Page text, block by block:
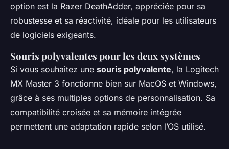
option est la Razer DeathAdder, appréciée pour sa
robustesse et sa réactivité, idéale pour les utilisateurs
de logiciels exigeants.
Souris polyvalentes pour les deux systèmes
Si vous souhaitez une souris polyvalente, la Logitech
MX Master 3 fonctionne bien sur MacOS et Windows,
grâce à ses multiples options de personnalisation. Sa
compatibilité croisée et sa mémoire intégrée
permettent une adaptation rapide selon l’OS utilisé.